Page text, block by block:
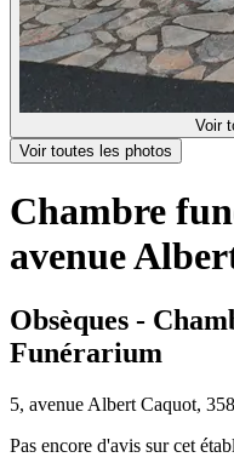
Voir
Voir toutes les photos
Chambre
avenue
Obsèques -
Funérarium
5, avenue Albert Caquot,
Pas encore d'avis sur cet